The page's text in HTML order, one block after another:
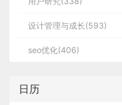
设计管理与成长(593)
seo优化(406)
日历